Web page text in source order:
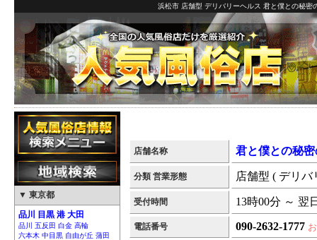
浜松市 店舗型 デリバリーヘルス 君と僕との秘
▼ 東京都
品川 目黒 港 大田
品川 五反田 白金 高輪
六本木 中目黒 自由が丘 蒲田
店舗名称 君と僕との秘
分類 営業形態 店舗型 ( デリバ
受付時間 13時00分 ～ 翌
電話番号 090-2632-1777